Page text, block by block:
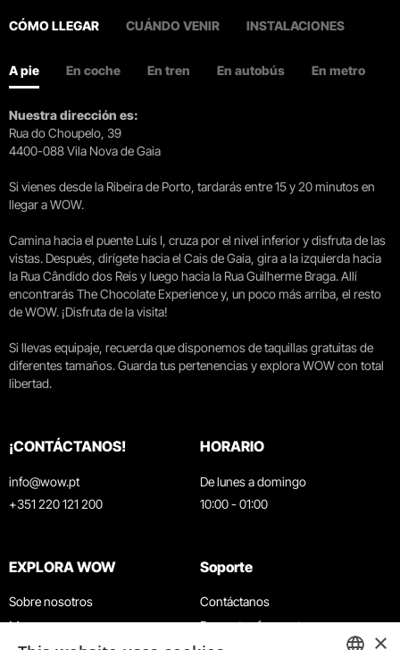
CÓMO LLEGAR CUÁNDO VENIR INSTALACIONES
A pie En coche En tren En autobús En metro
Nuestra dirección es:
Rua do Choupelo, 39
4400-088 Vila Nova de Gaia
Si vienes desde la Ribeira de Porto, tardarás entre 15 y 20 minutos en
llegar a WOW.
Camina hacia el puente Luís I, cruza por el nivel inferior y disfruta de las
vistas. Después, dirígete hacia el Cais de Gaia, gira a la izquierda hacia
la Rua Cândido dos Reis y luego hacia la Rua Guilherme Braga. Allí
encontrarás The Chocolate Experience y, un poco más arriba, el resto
de WOW. ¡Disfruta de la visita!
Si llevas equipaje, recuerda que disponemos de taquillas gratuitas de
diferentes tamaños. Guarda tus pertenencias y explora WOW con total
libertad.
¡CONTÁCTANOS!
info@wow.pt
+351 220 121 200
HORARIO
De lunes a domingo
10:00 - 01:00
EXPLORA WOW
Sobre nosotros
Museos
Soporte
Contáctanos
Preguntas frecuentes
×